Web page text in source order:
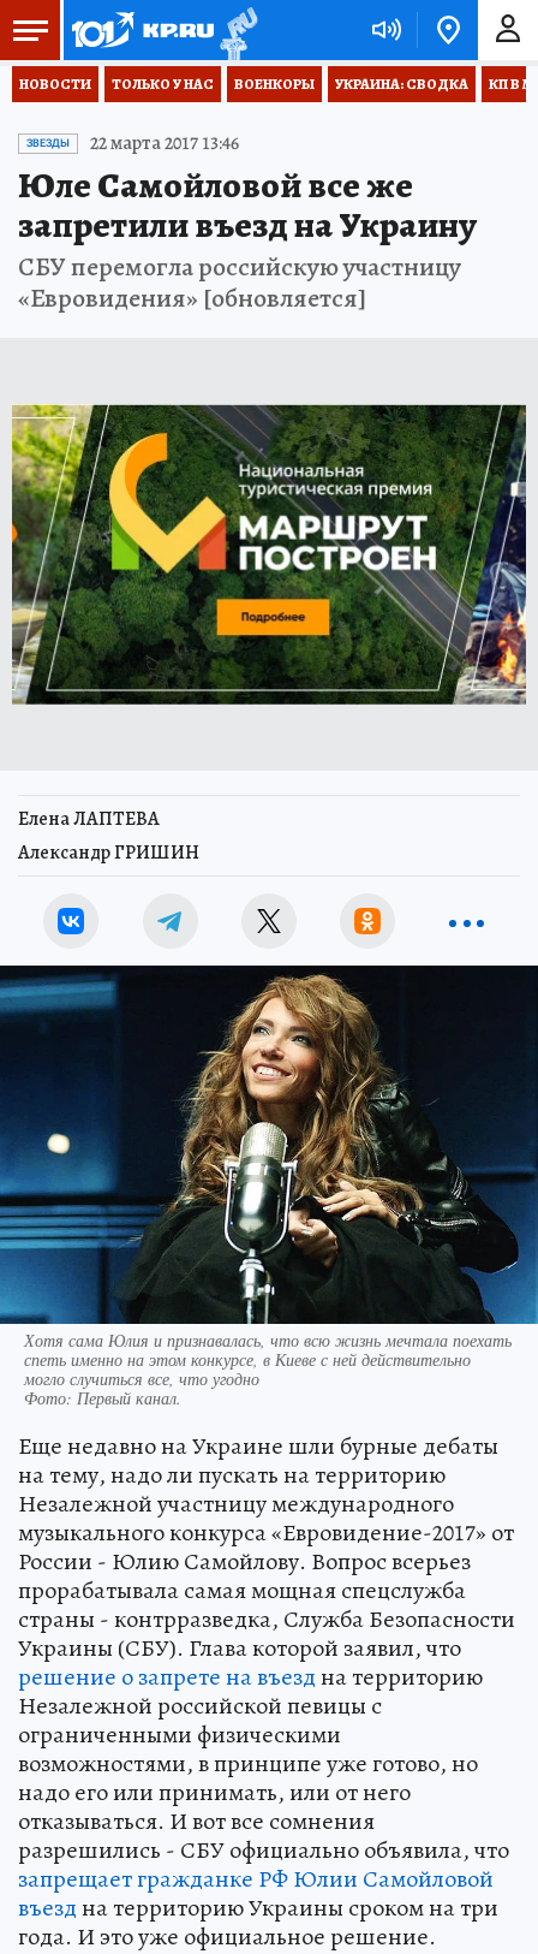
НОВОСТИ ТОЛЬКО У НАС ВОЕНКОРЫ УКРАИНА: СВОДКА КП В
ЗВЕЗДЫ 22 марта 2017 13:46
Юле Самойловой все же
запретили въезд на Украину
СБУ перемогла российскую участницу
«Евровидения» [обновляется]
Елена ЛАПТЕВА
Александр ГРИШИН
Хотя сама Юлия и признавалась, что всю жизнь мечтала поехать
спеть именно на этом конкурсе, в Киеве с ней действительно
могло случиться все, что угодно
Фото: Первый канал.
Еще недавно на Украине шли бурные дебаты
на тему, надо ли пускать на территорию
Незалежной участницу международного
музыкального конкурса «Евровидение-2017» от
России - Юлию Самойлову. Вопрос всерьез
прорабатывала самая мощная спецслужба
страны - контрразведка, Служба Безопасности
Украины (СБУ). Глава которой заявил, что
решение о запрете на въездна территорию
Незалежной российской певицы с
ограниченными физическими
возможностями, в принципе уже готово, но
надо его или принимать, или от него
отказываться. И вот все сомнения
разрешились - СБУ официально объявила, что
запрещает гражданке РФ Юлии Самойловой
въездна территорию Украины сроком на три
года. И это уже официальное решение.